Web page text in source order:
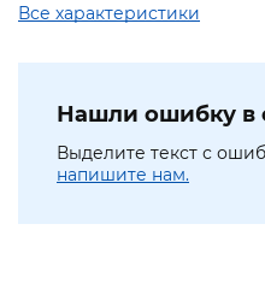
Все характеристики
Нашли ошибку в
Выделите текст с
напишите нам.